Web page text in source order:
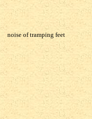
noise of tramping feet